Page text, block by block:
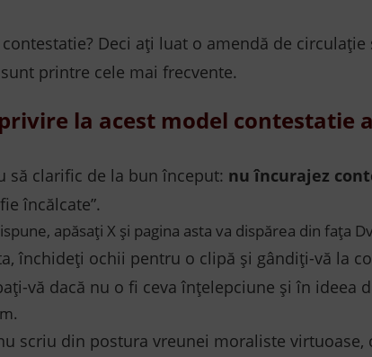
Deci ați luat o amendă de
printre cele mai frecvente.
la acest model contestatie
să clarific de la bun început: nu încurajez
încălcate”.
apăsați X și pagina asta va dispărea din fața
închideți ochii pentru o clipă și gândiți-vă la
vă dacă nu o fi ceva înțelepciune și în ideea
scriu din postura vreunei moraliste